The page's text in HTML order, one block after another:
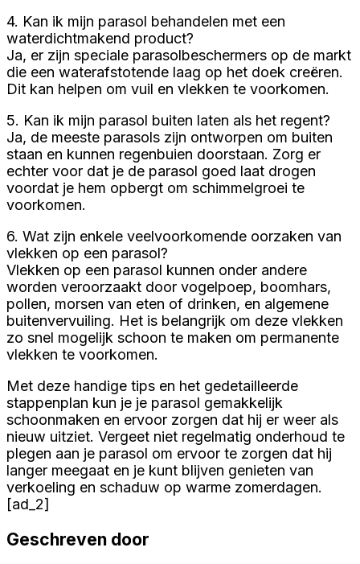
4. Kan ik mijn parasol behandelen met een
waterdichtmakend product?
Ja, er zijn speciale parasolbeschermers op de markt
die een waterafstotende laag op het doek creëren.
Dit kan helpen om vuil en vlekken te voorkomen.
5. Kan ik mijn parasol buiten laten als het regent?
Ja, de meeste parasols zijn ontworpen om buiten
staan ​​en kunnen regenbuien doorstaan. Zorg er
echter voor dat je de parasol goed laat drogen
voordat je hem opbergt om schimmelgroei te
voorkomen.
6. Wat zijn enkele veelvoorkomende oorzaken van
vlekken op een parasol?
Vlekken op een parasol kunnen onder andere
worden veroorzaakt door vogelpoep, boomhars,
pollen, morsen van eten of drinken, en algemene
buitenvervuiling. Het is belangrijk om deze vlekken
zo snel mogelijk schoon te maken om permanente
vlekken te voorkomen.
Met deze handige tips en het gedetailleerde
stappenplan kun je je parasol gemakkelijk
schoonmaken en ervoor zorgen dat hij er weer als
nieuw uitziet. Vergeet niet regelmatig onderhoud te
plegen aan je parasol om ervoor te zorgen dat hij
langer meegaat en je kunt blijven genieten van
verkoeling en schaduw op warme zomerdagen.
[ad_2]
Geschreven door